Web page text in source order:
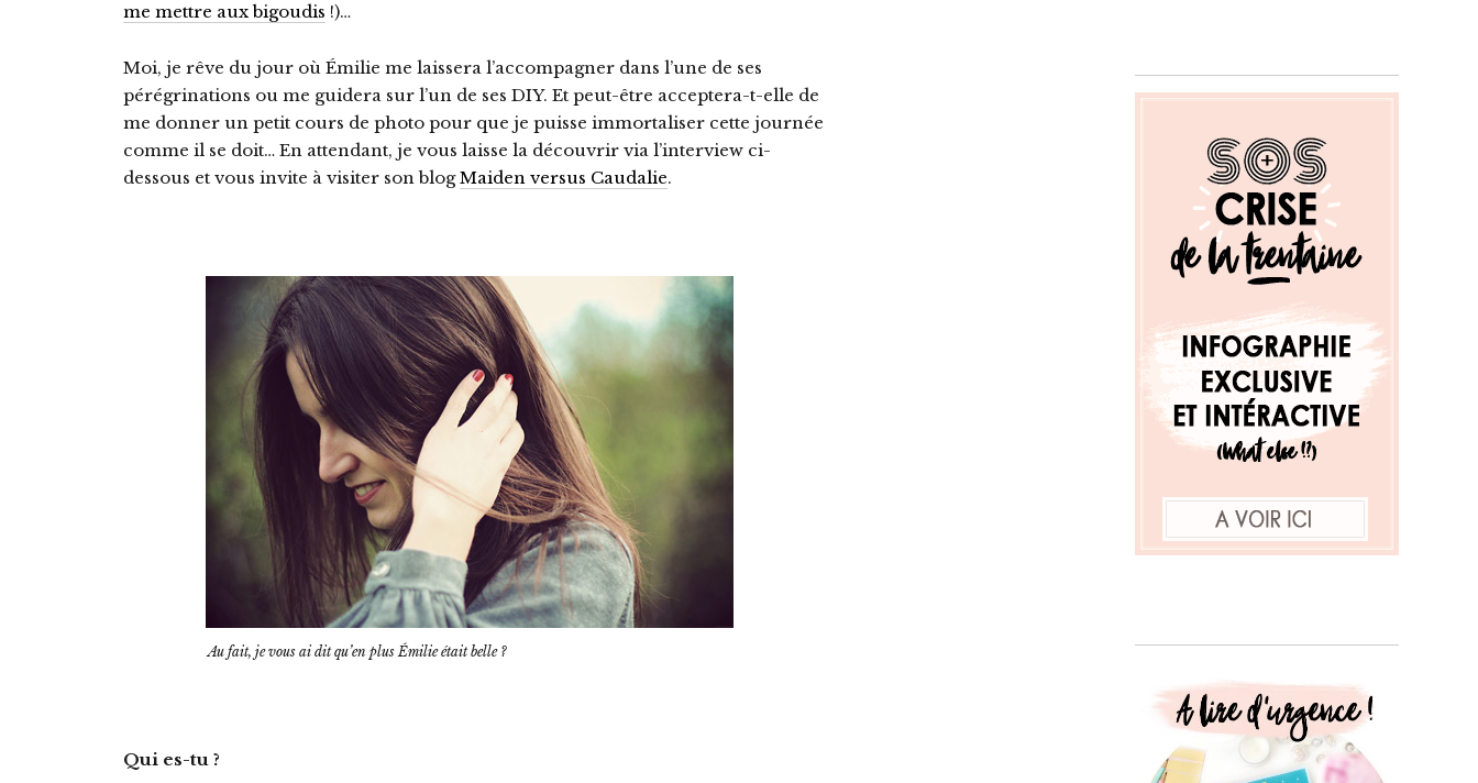
me mettre aux bigoudis !)…
Moi, je rêve du jour où Émilie me laissera l’accompagner dans l’une de ses
pérégrinations ou me guidera sur l’un de ses DIY. Et peut-être acceptera-t-elle de
me donner un petit cours de photo pour que je puisse immortaliser cette journée
comme il se doit… En attendant, je vous laisse la découvrir via l’interview ci-
dessous et vous invite à visiter son blogMaiden versus Caudalie.
Au fait, je vous ai dit qu’en plus Émilie était belle ?
Qui es-tu ?